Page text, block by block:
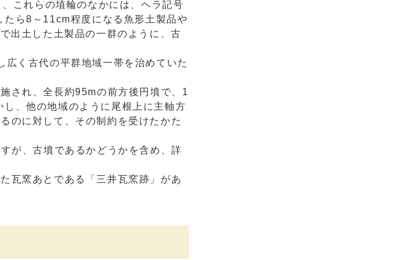
これらの埴輪のなかには、ヘラ記号
ら8～11cm程度になる魚形土製品や
出土した土製品の一群のように、古
く古代の平群地域一帯を治めていた
され、全長約95mの前方後円墳で、1
、他の地域のように尾根上に主軸方
のに対して、その制約を受けたかた
が、古墳であるかどうかを含め、詳
瓦窯あとである「三井瓦窯跡」があ